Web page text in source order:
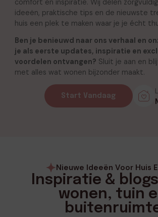
comfort en inspiratie. Wij delen
ideeën, praktische tips en de nieuwste
huis een plek te maken waar je je écht
Ben je benieuwd naar ons verhaal en
je als eerste updates, inspiratie en
voordelen ontvangen? Sluit je aan en
met alles wat wonen bijzonder maakt.
Start Vandaag
Nieuwe Ideeën Voor Huis
Inspiratie &
wonen, tuin